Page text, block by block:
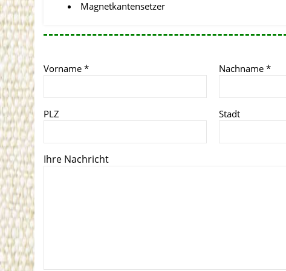
Magnetkantensetzer
Vorname * Nachname *
PLZ Stadt
Ihre Nachricht